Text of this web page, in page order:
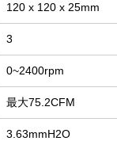
120 x 120 x 25mm
3
0~2400rpm
最大75.2CFM
3.63mmH2O